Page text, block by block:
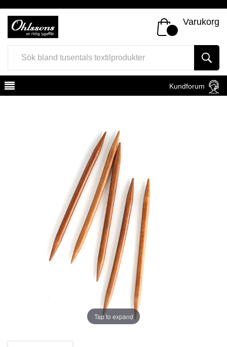
Varukorg
Kundforum
Tap to expand